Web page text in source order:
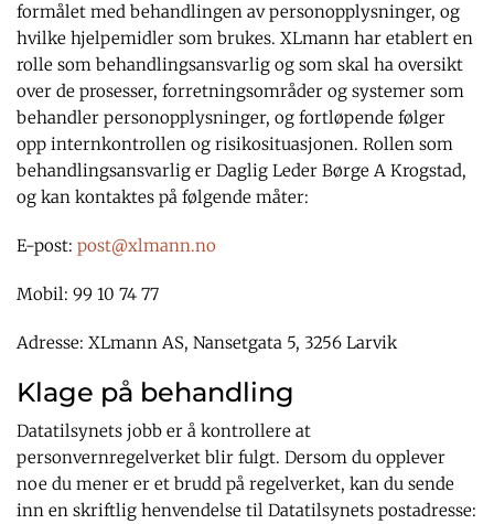
formålet med behandlingen av personopplysninger, og
hvilke hjelpemidler som brukes. XLmann har etablert en
rolle som behandlingsansvarlig og som skal ha oversikt
over de prosesser, forretningsområder og systemer som
behandler personopplysninger, og fortløpende følger
opp internkontrollen og risikosituasjonen. Rollen som
behandlingsansvarlig er Daglig Leder Børge A Krogstad,
og kan kontaktes på følgende måter:
E-post: post@xlmann.no
Mobil: 99 10 74 77
Adresse: XLmann AS, Nansetgata 5, 3256 Larvik
Klage på behandling
Datatilsynets jobb er å kontrollere at
personvernregelverket blir fulgt. Dersom du opplever
noe du mener er et brudd på regelverket, kan du sende
inn en skriftlig henvendelse til Datatilsynets postadresse: